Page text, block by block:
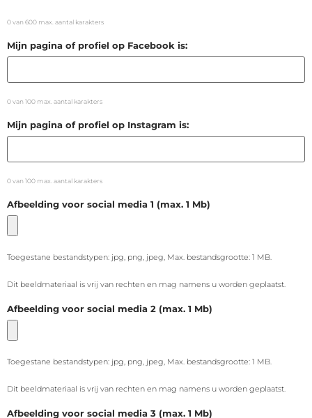
0 van 600 max. aantal karakters
Mijn pagina of profiel op Facebook is:
0 van 100 max. aantal karakters
Mijn pagina of profiel op Instagram is:
0 van 100 max. aantal karakters
Afbeelding voor social media 1 (max. 1 Mb)
Toegestane bestandstypen: jpg, png, jpeg, Max. bestandsgrootte: 1 MB.
Dit beeldmateriaal is vrij van rechten en mag namens u worden geplaatst.
Afbeelding voor social media 2 (max. 1 Mb)
Toegestane bestandstypen: jpg, png, jpeg, Max. bestandsgrootte: 1 MB.
Dit beeldmateriaal is vrij van rechten en mag namens u worden geplaatst.
Afbeelding voor social media 3 (max. 1 Mb)